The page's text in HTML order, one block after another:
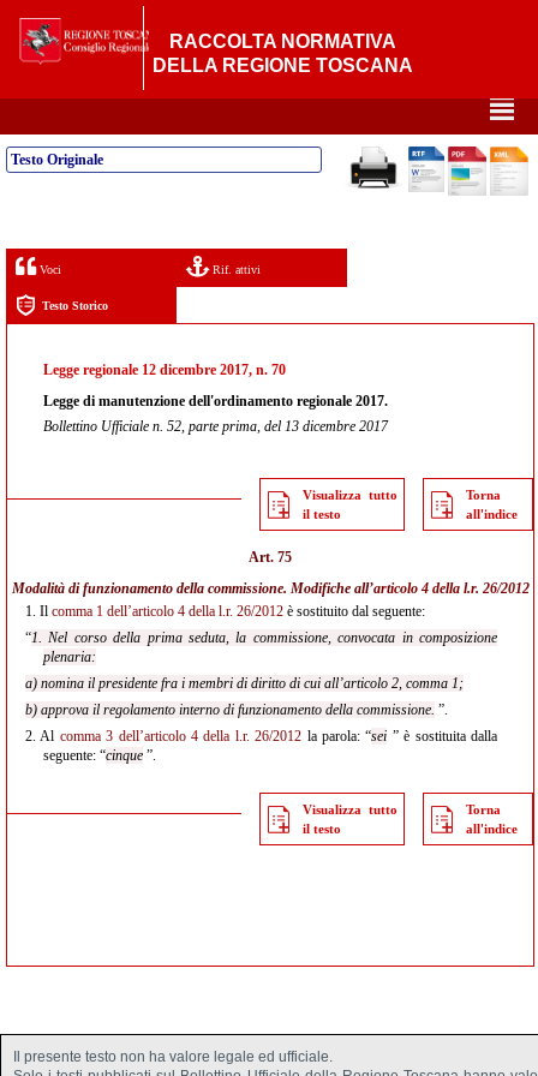
RACCOLTA NORMATIVA
DELLA REGIONE TOSCANA
²
Testo Originale
Voci Rif. attivi
Testo Storico
Legge regionale 12 dicembre 2017, n. 70
Legge di manutenzione dell'ordinamento regionale 2017.
Bollettino Ufficiale n. 52, parte prima, del 13 dicembre 2017
Visualizza tutto
il testo
Torna
all'indice
Art. 75
Modalità di funzionamento della commissione. Modifiche all’articolo 4 della l.r. 26/2012
1. Il comma 1 dell’articolo 4 della l.r. 26/2012 è sostituito dal seguente:
“1. Nel corso della prima seduta, la commissione, convocata in composizione
plenaria:
a) nomina il presidente fra i membri di diritto di cui all’articolo 2, comma 1;
b) approva il regolamento interno di funzionamento della commissione. ”.
2. Al comma 3 dell’articolo 4 della l.r. 26/2012 la parola: “sei ” è sostituita dalla
seguente: “cinque ”.
Visualizza tutto
il testo
Torna
all'indice
Il presente testo non ha valore legale ed ufficiale.